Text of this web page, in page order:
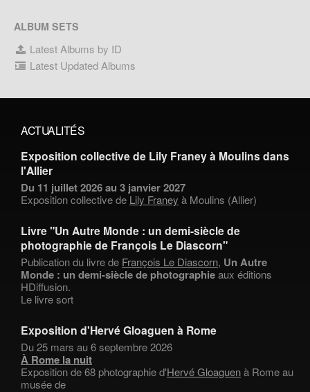
ALBUM SETS
Latest Albums by ID
Latest Updated Albums
ACTUALITÉS
Exposition collective de Lily Franey à Moulins dans
l'Allier
Du 11 juillet 2026 au 3 janvier 2027
Exposition collective de Lily Franey à Moulins (Allier)
Livre "Un Autre Monde : un demi-siècle de
photographie de François Le Diascorn"
Publication du livre de François Le Diascorn, Un Autre
Monde : un demi-siècle de photographieaux éditions
HDiffusion.
Le livre sort
Exposition d'Hervé Gloaguen à Rome
Du 25 mars au 6 septembre 2026
À Rome la nuit
Exposition de 68 photographie d'Hervé Gloaguenà Rome au
musée de